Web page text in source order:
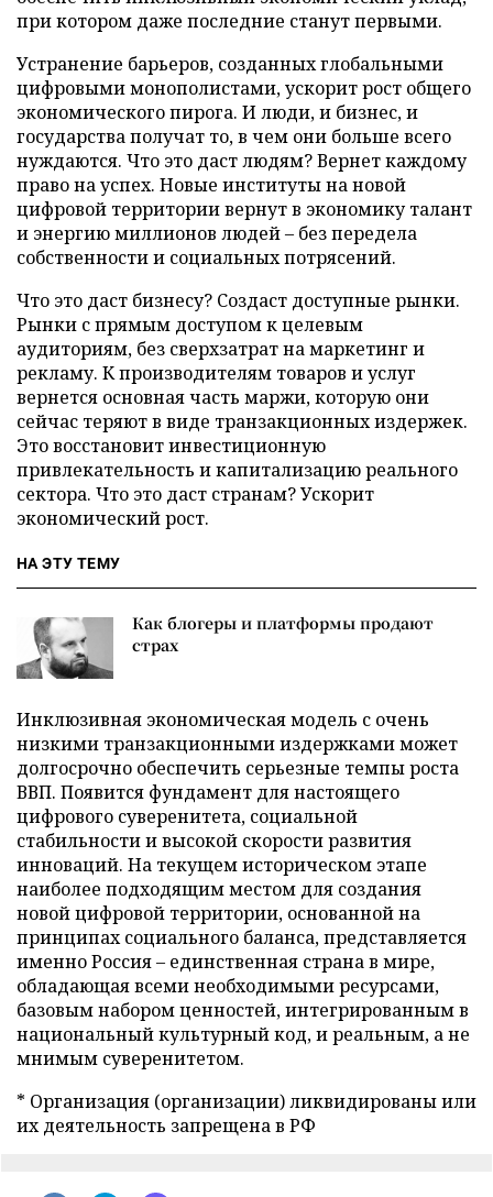
при котором даже последние станут первыми.
Устранение барьеров, созданных глобальными
цифровыми монополистами, ускорит рост общего
экономического пирога. И люди, и бизнес, и
государства получат то, в чем они больше всего
нуждаются. Что это даст людям? Вернет каждому
право на успех. Новые институты на новой
цифровой территории вернут в экономику талант
и энергию миллионов людей – без передела
собственности и социальных потрясений.
Что это даст бизнесу? Создаст доступные рынки.
Рынки с прямым доступом к целевым
аудиториям, без сверхзатрат на маркетинг и
рекламу. К производителям товаров и услуг
вернется основная часть маржи, которую они
сейчас теряют в виде транзакционных издержек.
Это восстановит инвестиционную
привлекательность и капитализацию реального
сектора. Что это даст странам? Ускорит
экономический рост.
НА ЭТУ ТЕМУ
Как блогеры и платформы продают
страх
Инклюзивная экономическая модель с очень
низкими транзакционными издержками может
долгосрочно обеспечить серьезные темпы роста
ВВП. Появится фундамент для настоящего
цифрового суверенитета, социальной
стабильности и высокой скорости развития
инноваций. На текущем историческом этапе
наиболее подходящим местом для создания
новой цифровой территории, основанной на
принципах социального баланса, представляется
именно Россия – единственная страна в мире,
обладающая всеми необходимыми ресурсами,
базовым набором ценностей, интегрированным в
национальный культурный код, и реальным, а не
мнимым суверенитетом.
* Организация (организации) ликвидированы или
их деятельность запрещена в РФ